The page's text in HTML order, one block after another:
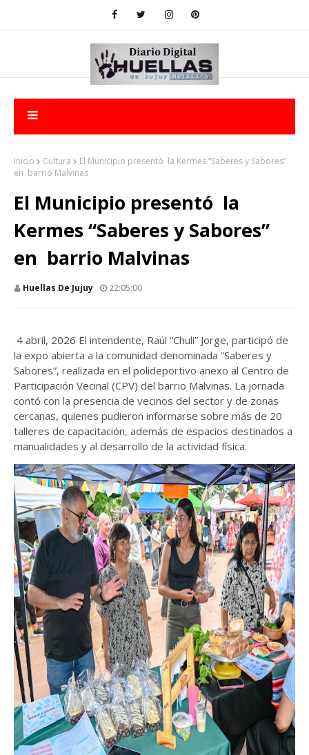
Inicio Cultura
El Municipio presentó la Kermes “Saberes y Sabores”
en barrio Malvinas
El Municipio presentó la
Kermes “Saberes y Sabores”
en barrio Malvinas
Huellas De Jujuy 22:05:00
4 abril, 2026 El intendente, Raúl “Chuli” Jorge, participó de
la expo abierta a la comunidad denominada “Saberes y
Sabores”, realizada en el polideportivo anexo al Centro de
Participación Vecinal (CPV) del barrio Malvinas. La jornada
contó con la presencia de vecinos del sector y de zonas
cercanas, quienes pudieron informarse sobre más de 20
talleres de capacitación, además de espacios destinados a
manualidades y al desarrollo de la actividad física.